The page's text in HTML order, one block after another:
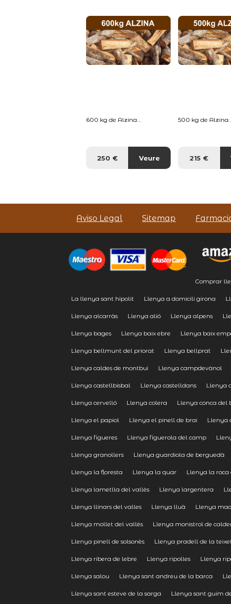
600 kg de Alzina...
250 € Veure
500 kg de Alzina...
215 €
Aviso Legal Sitemap
Comprar
La llenya sant hipolit Llenya a domicili girona
Llenya alcarràs Llenya alió Llenya alpens
Llenya bages Llenya baix ebre Llenya baix
Llenya bellmunt del priorat Llenya bellprat
Llenya caldes de montbui Llenya campdevànol
Llenya castellbisbal Llenya castelldans Llenya
Llenya cervelló Llenya colera Llenya conca del
Llenya el papiol Llenya el pinell de brai Llenya
Llenya figueres Llenya figuerola del camp
Llenya granollers Llenya guardiola de berguedà
Llenya la floresta Llenya la quar Llenya la roca
Llenya lametlla del vallès Llenya largentera
Llenya llinars del valles Llenya lluà Llenya
Llenya mollet del vallès Llenya monistrol de
Llenya pinell de solsonès Llenya pradell de la
Llenya ribera de lebre Llenya ripolles Llenya
Llenya salou Llenya sant andreu de la barca
Llenya sant esteve de la sarga Llenya sant guim